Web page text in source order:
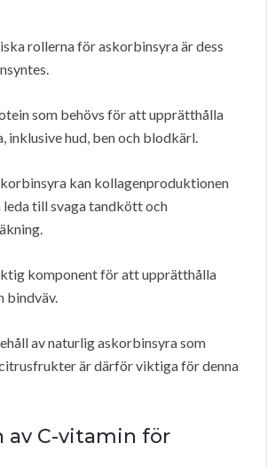
rollerna för askorbinsyra är dess
som behövs för att upprätthålla
inklusive hud, ben och blodkärl.
kan kollagenproduktionen
till svaga tandkött och
komponent för att upprätthålla
bindväv.
av naturlig askorbinsyra som
är därför viktiga för denna
av C-vitamin för